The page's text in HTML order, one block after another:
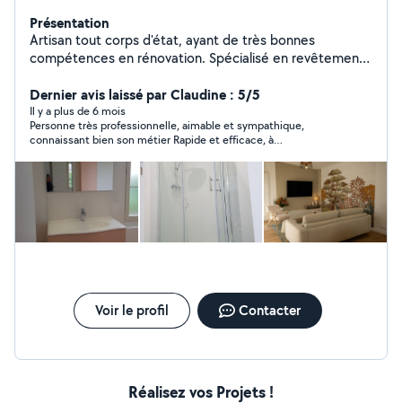
Présentation
Artisan tout corps d'état, ayant de très bonnes
compétences en rénovation. Spécialisé en revêtements
pose de placo, isolation, sols souples, carrelage,
faïence, peinture, tapisserie, également plombier agréé.
Réalisation de salles de bains et cuisines clés en mains,
montage de meubles... Je m'engage à vous fournir un
travail soigné et de qualité pour tous vos projets de
rénovation.
Dernier avis laissé par Claudine : 5/5
Il y a plus de 6 mois
Personne très professionnelle, aimable et sympathique,
connaissant bien son métier Rapide et efficace, à
Voir le profil Contacter
Réalisez vos Projets !